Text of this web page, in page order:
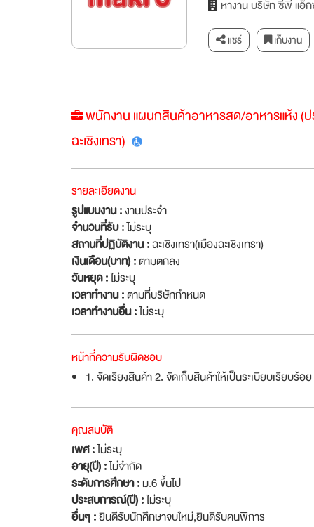
หางาน บริษัท ซีพี แอ็
แชร์ เก็บงาน
พนักงาน แผนกสินค้าอาหารสด/อาหารแห้ง (ป
ฉะเชิงเทรา)
รายละเอียดงาน
รูปแบบงาน :งานประจำ
จำนวนที่รับ :ไม่ระบุ
สถานที่ปฏิบัติงาน :ฉะเชิงเทรา(เมืองฉะเชิงเทรา)
เงินเดือน(บาท) :ตามตกลง
วันหยุด :ไม่ระบุ
เวลาทำงาน :ตามที่บริษัทกำหนด
เวลาทำงานอื่น :ไม่ระบุ
หน้าที่ความรับผิดชอบ
1. จัดเรียงสินค้า 2. จัดเก็บสินค้าให้เป็นระเบียบเรียบร้
คุณสมบัติ
เพศ :ไม่ระบุ
อายุ(ปี) :ไม่จำกัด
ระดับการศึกษา :ม.6 ขึ้นไป
ประสบการณ์(ปี) :ไม่ระบุ
อื่นๆ :ยินดีรับนักศึกษาจบใหม่,ยินดีรับคนพิการ